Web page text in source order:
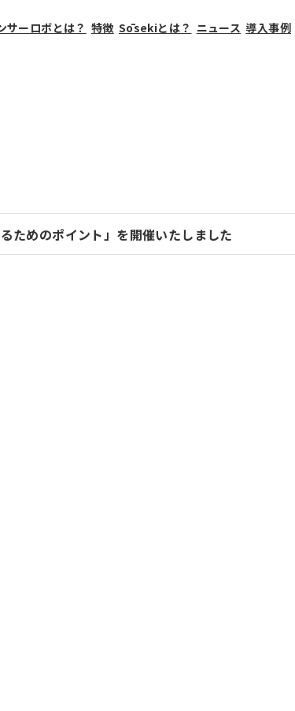
サーロボとは？ 特徴 Sōsekiとは？ ニュース 導入事例
ためのポイント」を開催いたしました